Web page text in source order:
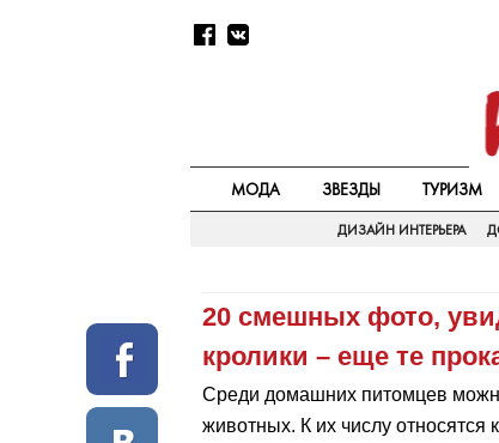
МОДА ЗВЕЗДЫ ТУРИЗМ
ДИЗАЙН ИНТЕРЬЕРА
20 смешных фото,
кролики – еще те
Среди домашних питомцев можно
животных. К их числу относятся